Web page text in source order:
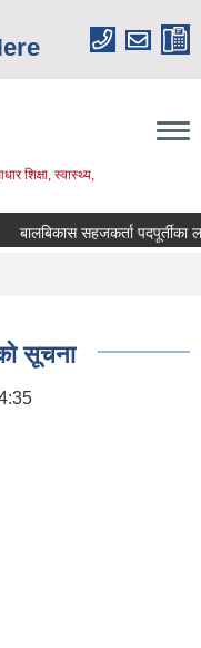
शिक्षा, स्‍वास्‍थ्‍य,
सहजकर्ता पदपूर्तीका लागि
सूचना